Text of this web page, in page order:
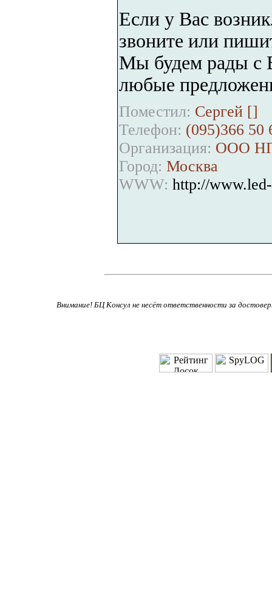
Если у Вас
звоните или
Мы будем рады с
любые
Поместил: Сергей []
Телефон: (095)366 50
Организация: ООО
Город: Москва
WWW: http://
Внимание! БЦ Консул не несёт ответственности за